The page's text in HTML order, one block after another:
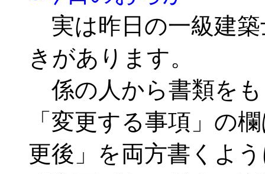
実は昨日の一級建築
きがあります。
係の人から書類を
「変更する事項」の
更後」を両方書くよ